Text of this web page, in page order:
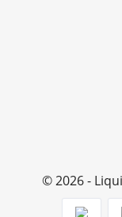
© 2026 -